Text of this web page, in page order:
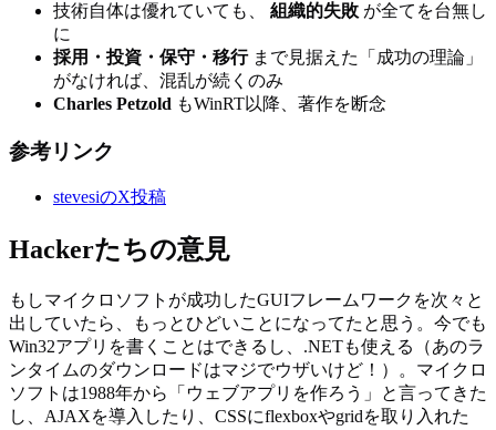
技術自体は優れていても、 組織的失敗 が全てを台無し
に
採用・投資・保守・移行まで見据えた「成功の理論」
がなければ、混乱が続くのみ
Charles Petzold もWinRT以降、著作を断念
参考リンク
stevesiのX投稿
Hackerたちの意見
もしマイクロソフトが成功したGUIフレームワークを次々と
出していたら、もっとひどいことになってたと思う。今でも
Win32アプリを書くことはできるし、.NETも使える（あのラ
ンタイムのダウンロードはマジでウザいけど！）。マイクロ
ソフトは1988年から「ウェブアプリを作ろう」と言ってきた
し、AJAXを導入したり、CSSにflexboxやgridを取り入れた